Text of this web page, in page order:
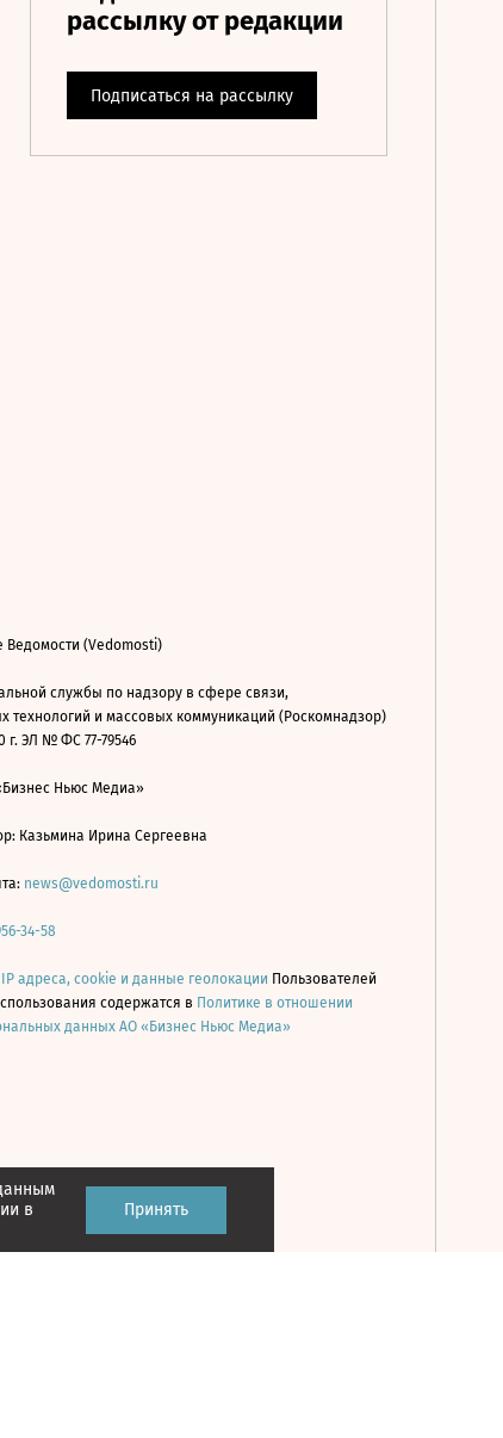
в
Принять
Ведомости (Vedomosti)
службы по надзору в сфере связи,
технологий и массовых коммуникаций (Роскомнадзор)
г. ЭЛ № ФС 77-79546
Ньюс Медиа»
Казьмина Ирина Сергеевна
news@vedomosti.ru
34-58
IP адреса, cookie и данные геолокации Пользователей
содержатся в Политике в отношении
данных АО «Бизнес Ньюс Медиа»